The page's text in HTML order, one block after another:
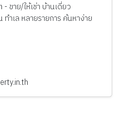
ขาย/ให้เช่า บ้านเดี่ยว
ำเล หลายรายการ ค้นหาง่าย